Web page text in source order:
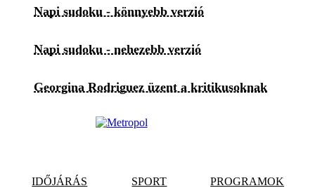
Napi sudoku - könnyebb verzió
Napi sudoku - nehezebb verzió
Georgina Rodriguez üzent a kritikusoknak
IDŐJÁRÁS SPORT PROGRAMOK